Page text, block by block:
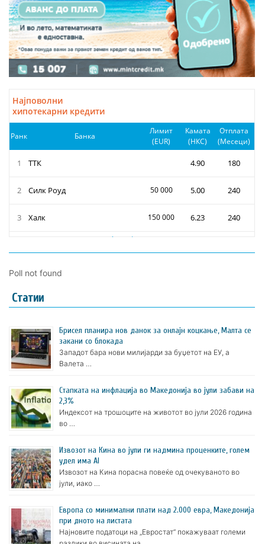
Poll not found
Статии
Брисел планира нов данок за онлајн коцкање, Малта се
закани со блокада
Западот бара нови милијарди за буџетот на ЕУ, а
Валета …
Стапката на инфлација во Македонија во јули забави на
2,3%
Индексот на трошоците на животот во јули 2026 година
во …
Извозот на Кина во јули ги надмина проценките, голем
удел има AI
Извозот на Кина порасна повеќе од очекуваното во
јули, иако …
Европа со минимални плати над 2.000 евра, Македонија
при дното на листата
Најновите податоци на „Евростат“ покажуваат големи